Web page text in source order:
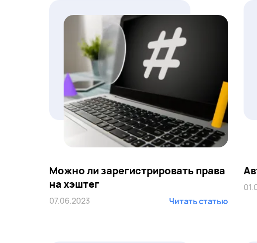
Можно ли зарегистрировать права
на хэштег
07.06.2023 Читать статью